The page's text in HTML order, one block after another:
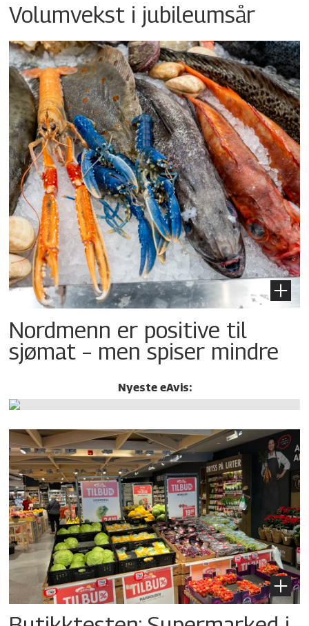
Volumvekst i jubileumsår
Nordmenn er positive til
sjømat – men spiser mindre
Nyeste eAvis: